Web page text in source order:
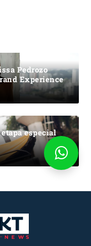
Pedrozo
Experience
especial